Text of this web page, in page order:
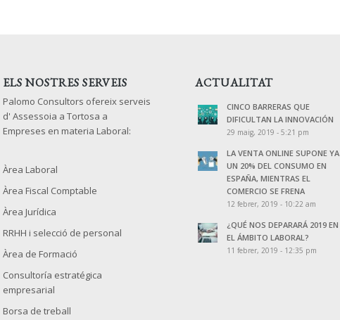
ELS NOSTRES SERVEIS
Palomo Consultors ofereix serveis
d' Assessoia a Tortosa a
Empreses en materia Laboral:
Àrea Laboral
Àrea Fiscal Comptable
Àrea Jurídica
RRHH i selecció de personal
Àrea de Formació
Consultoría estratégica
empresarial
Borsa de treball
ACTUALITAT
CINCO BARRERAS QUE
DIFICULTAN LA INNOVACIÓN
29 maig, 2019 - 5:21 pm
LA VENTA ONLINE SUPONE YA
UN 20% DEL CONSUMO EN
ESPAÑA, MIENTRAS EL
COMERCIO SE FRENA
12 febrer, 2019 - 10:22 am
¿QUÉ NOS DEPARARÁ 2019 EN
EL ÁMBITO LABORAL?
11 febrer, 2019 - 12:35 pm